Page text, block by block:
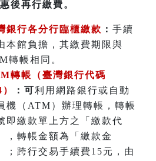
後再行繳費。
銀行各分行臨櫃繳款 ： 手續
本館負擔，其繳費期限與
轉帳相同。
轉帳（臺灣銀行代碼
：可 利用網路銀行或自動
機（ATM）辦理轉帳，轉帳
即繳款單上方之「繳款代
，轉帳金額為「繳款金
；跨行交易手續費15元，由